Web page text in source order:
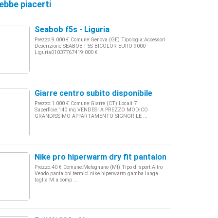
piacerti
Seabob f5s - Liguria
Prezzo:9.000 € Comune:Genova (GE) Tipologia:Accessori
Descrizione SEABOB F5S BICOLOR EURO 9000
Liguria01037767419.000 €
Giarre centro subito disponibile
Prezzo:1.000 € Comune:Giarre (CT) Locali:7
Superficie:140 mq VENDESI A PREZZO MODICO
GRANDISSIMO APPARTAMENTO SIGNORILE ...
Nike pro hiperwarm dry fit pantaloni training
Prezzo:40 € Comune:Melegnano (MI) Tipo di sport:Altro
Vendo pantaloni termici nike hiperwarm gamba lunga
taglia M a comp ...